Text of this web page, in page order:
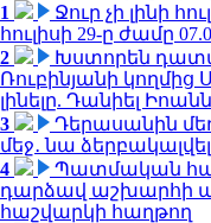
1
Ջուր չի լինի
հուլիսի 29-ը ժամը
2
Խստորեն
Ռուբինյանի կողմից
լինելը. Դանիել
3
Դերասանին
մեջ․ նա
4
Պատմական
դարձավ աշխարհի
հաշվարկի հաղթող